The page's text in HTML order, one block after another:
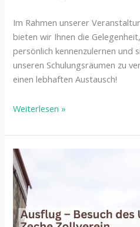
Im Rahmen unserer
bieten wir Ihnen die
persönlich kennenzulernen und
unseren Schulungsräumen zu
einen lebhaften Austausch!
Weiterlesen »
Besuch
der
Zeche
Zollverein